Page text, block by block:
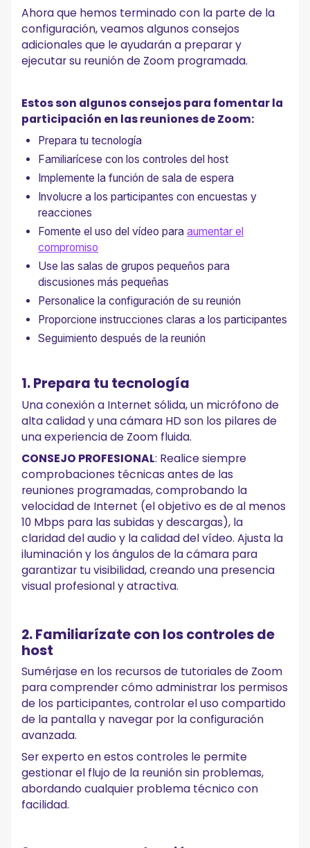
Ahora que hemos terminado con la parte de la
configuración, veamos algunos consejos
adicionales que le ayudarán a preparar y
ejecutar su reunión de Zoom programada.
Estos son algunos consejos para fomentar la
participación en las reuniones de Zoom:
Prepara tu tecnología
Familiarícese con los controles del host
Implemente la función de sala de espera
Involucre a los participantes con encuestas y
reacciones
Fomente el uso del vídeo paraaumentar el
compromiso
Use las salas de grupos pequeños para
discusiones más pequeñas
Personalice la configuración de su reunión
Proporcione instrucciones claras a los participantes
Seguimiento después de la reunión
1. Prepara tu tecnología
Una conexión a Internet sólida, un micrófono de
alta calidad y una cámara HD son los pilares de
una experiencia de Zoom fluida.
CONSEJO PROFESIONAL: Realice siempre
comprobaciones técnicas antes de las
reuniones programadas, comprobando la
velocidad de Internet (el objetivo es de al menos
10 Mbps para las subidas y descargas), la
claridad del audio y la calidad del vídeo. Ajusta la
iluminación y los ángulos de la cámara para
garantizar tu visibilidad, creando una presencia
visual profesional y atractiva.
2. Familiarízate con los controles de
host
Sumérjase en los recursos de tutoriales de Zoom
para comprender cómo administrar los permisos
de los participantes, controlar el uso compartido
de la pantalla y navegar por la configuración
avanzada.
Ser experto en estos controles le permite
gestionar el flujo de la reunión sin problemas,
abordando cualquier problema técnico con
facilidad.